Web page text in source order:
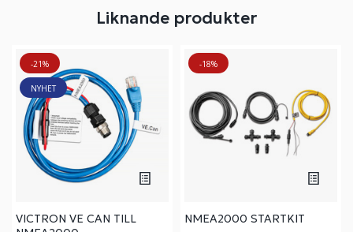
Liknande produkter
-21%
NYHET
VICTRON VE CAN TILL
-18%
NMEA2000 STARTKIT